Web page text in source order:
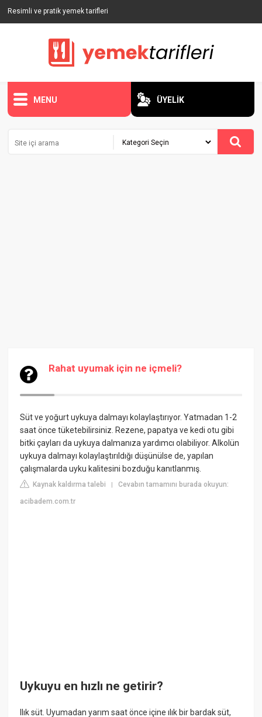
Resimli ve pratik yemek tarifleri
MENU ÜYELİK
Rahat uyumak için ne içmeli?
Süt ve yoğurt uykuya dalmayı kolaylaştırıyor. Yatmadan 1-2
saat önce tüketebilirsiniz. Rezene, papatya ve kedi otu gibi
bitki çayları da uykuya dalmanıza yardımcı olabiliyor. Alkolün
uykuya dalmayı kolaylaştırıldığı düşünülse de, yapılan
çalışmalarda uyku kalitesini bozduğu kanıtlanmış.
Kaynak kaldırma talebi |Cevabın tamamını burada okuyun:
acibadem.com.tr
Uykuyu en hızlı ne getirir?
Ilık süt. Uyumadan yarım saat önce içine ılık bir bardak süt,